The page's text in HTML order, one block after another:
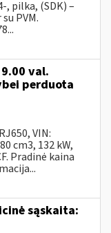
, pilka, (SDK) –
PVM.
val.
perduota
VIN:
cm3, 132 kW,
Pradinė kaina
sąskaita: